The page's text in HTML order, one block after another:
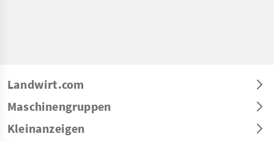
Landwirt.com
Maschinengruppen
Kleinanzeigen